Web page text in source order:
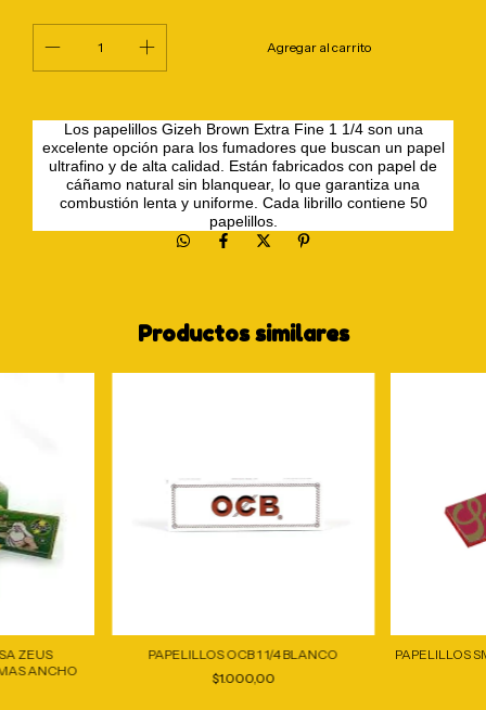
Los papelillos Gizeh Brown Extra Fine 1 1/4 son una
excelente opción para los fumadores que buscan un papel
ultrafino y de alta calidad. Están fabricados con papel de
cáñamo natural sin blanquear, lo que garantiza una
combustión lenta y uniforme. Cada librillo contiene 50
papelillos.
Productos similares
ZEUS
ANCHO
PAPELILLOS OCB 1 1/4 BLANCO
$1.000,00
PAPELILLOS